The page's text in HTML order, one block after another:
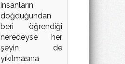
insanların
doğduğundan
beri öğrendiği
neredeyse her
şeyin de
yıkılmasına